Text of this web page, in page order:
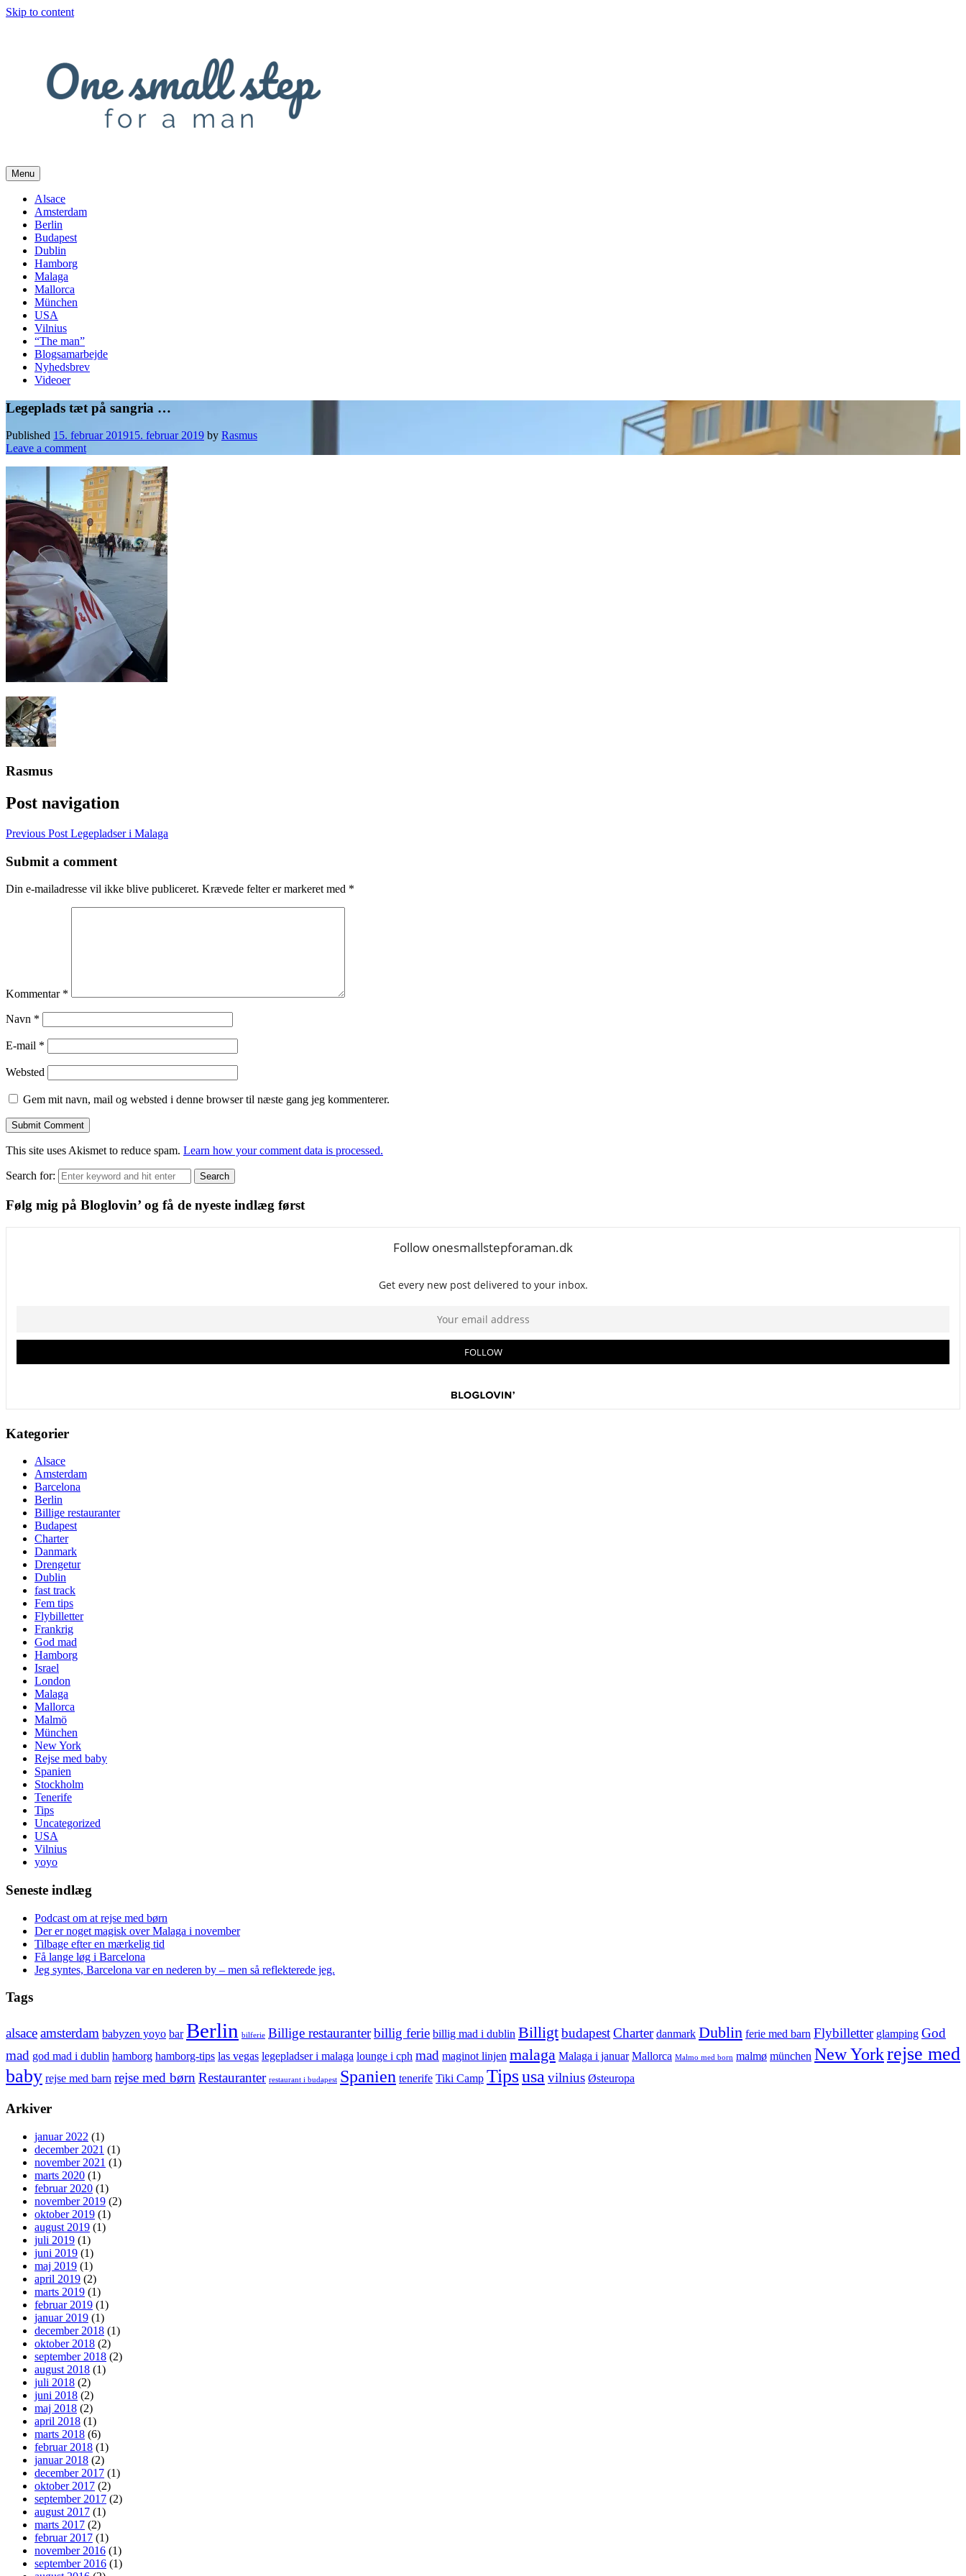
Skip to content
Menu
Alsace
Amsterdam
Berlin
Budapest
Dublin
Hamborg
Malaga
Mallorca
München
USA
Vilnius
“The man”
Blogsamarbejde
Nyhedsbrev
Videoer
Legeplads tæt på sangria …
Published 15. februar 201915. februar 2019 by Rasmus
Leave a comment
Rasmus
Post navigation
Previous Post Legepladser i Malaga
Submit a comment
Din e-mailadresse vil ikke blive publiceret. Krævede felter er markeret med *
Kommentar *
Navn *
E-mail *
Websted
Gem mit navn, mail og websted i denne browser til næste gang jeg kommenterer.
This site uses Akismet to reduce spam. Learn how your comment data is processed.
Search for: Search
Følg mig på Bloglovin’ og få de nyeste indlæg først
Kategorier
Alsace
Amsterdam
Barcelona
Berlin
Billige restauranter
Budapest
Charter
Danmark
Drengetur
Dublin
fast track
Fem tips
Flybilletter
Frankrig
God mad
Hamborg
Israel
London
Malaga
Mallorca
Malmö
München
New York
Rejse med baby
Spanien
Stockholm
Tenerife
Tips
Uncategorized
USA
Vilnius
yoyo
Seneste indlæg
Podcast om at rejse med børn
Der er noget magisk over Malaga i november
Tilbage efter en mærkelig tid
Få lange løg i Barcelona
Jeg syntes, Barcelona var en nederen by – men så reflekterede jeg.
Tags
alsaceamsterdam babyzen yoyo bar Berlin bilferie Billige restauranterbillig ferie billig mad i dublin BilligtbudapestCharter danmark Dublin ferie med barn Flybilletter glamping God
mad god mad i dublin hamborg hamborg-tips las vegas legepladser i malaga lounge i cph mad maginot linjen malaga Malaga i januar Mallorca Malmo med born malmø münchen New Yorkrejse med
baby rejse med barn rejse med børn Restauranter restaurant i budapest Spanien tenerife Tiki Camp Tipsusa vilnius Østeuropa
Arkiver
januar 2022 (1)
december 2021 (1)
november 2021 (1)
marts 2020 (1)
februar 2020 (1)
november 2019 (2)
oktober 2019 (1)
august 2019 (1)
juli 2019 (1)
juni 2019 (1)
maj 2019 (1)
april 2019 (2)
marts 2019 (1)
februar 2019 (1)
januar 2019 (1)
december 2018 (1)
oktober 2018 (2)
september 2018 (2)
august 2018 (1)
juli 2018 (2)
juni 2018 (2)
maj 2018 (2)
april 2018 (1)
marts 2018 (6)
februar 2018 (1)
januar 2018 (2)
december 2017 (1)
oktober 2017 (2)
september 2017 (2)
august 2017 (1)
marts 2017 (2)
februar 2017 (1)
november 2016 (1)
september 2016 (1)